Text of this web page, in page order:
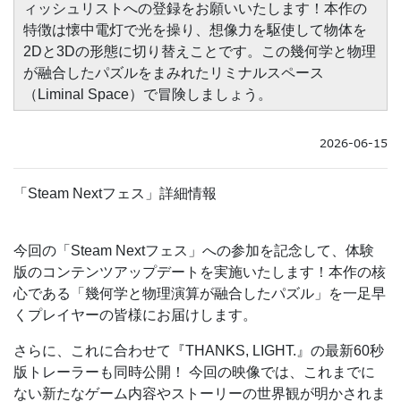
ィッシュリストへの登録をお願いいたします！本作の
特徴は懐中電灯で光を操り、想像力を駆使して物体を
2Dと3Dの形態に切り替えことです。この幾何学と物理
が融合したパズルをまみれたリミナルスペース
（Liminal Space）で冒険しましょう。
2026-06-15
「Steam Nextフェス」詳細情報
今回の「Steam Nextフェス」への参加を記念して、体験
版のコンテンツアップデートを実施いたします！本作の核
心である「幾何学と物理演算が融合したパズル」を一足早
くプレイヤーの皆様にお届けします。
さらに、これに合わせて『THANKS, LIGHT.』の最新60秒
版トレーラーも同時公開！ 今回の映像では、これまでに
ない新たなゲーム内容やストーリーの世界観が明かされま